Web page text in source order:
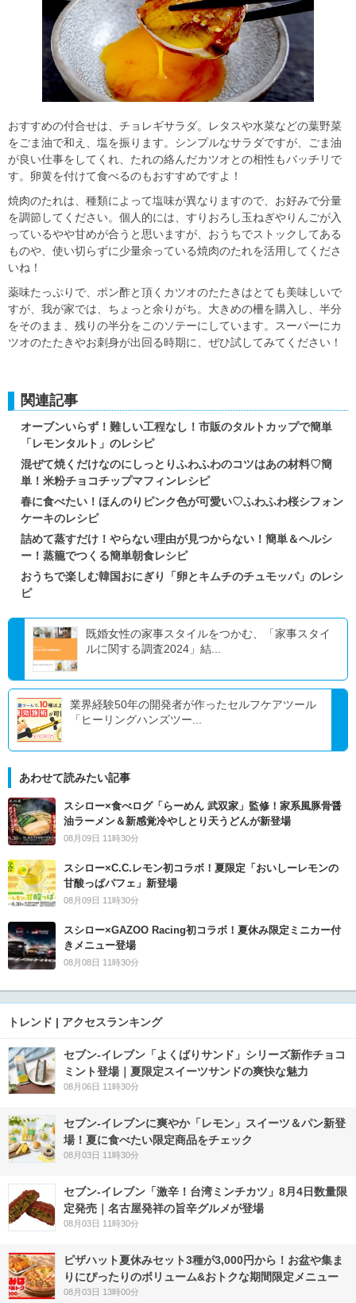
おすすめの付合せは、チョレギサラダ。レタスや水菜などの葉野菜
をごま油で和え、塩を振ります。シンプルなサラダですが、ごま油
が良い仕事をしてくれ、たれの絡んだカツオとの相性もバッチリで
す。卵黄を付けて食べるのもおすすめですよ！
焼肉のたれは、種類によって塩味が異なりますので、お好みで分量
を調節してください。個人的には、すりおろし玉ねぎやりんごが入
っているやや甘めが合うと思いますが、おうちでストックしてある
ものや、使い切らずに少量余っている焼肉のたれを活用してくださ
いね！
薬味たっぷりで、ポン酢と頂くカツオのたたきはとても美味しいで
すが、我が家では、ちょっと余りがち。大きめの柵を購入し、半分
をそのまま、残りの半分をこのソテーにしています。スーパーにカ
ツオのたたきやお刺身が出回る時期に、ぜひ試してみてください！
関連記事
オーブンいらず！難しい工程なし！市販のタルトカップで簡単
「レモンタルト」のレシピ
混ぜて焼くだけなのにしっとりふわふわのコツはあの材料♡簡
単！米粉チョコチップマフィンレシピ
春に食べたい！ほんのりピンク色が可愛い♡ふわふわ桜シフォン
ケーキのレシピ
詰めて蒸すだけ！やらない理由が見つからない！簡単＆ヘルシ
ー！蒸籠でつくる簡単朝食レシピ
おうちで楽しむ韓国おにぎり「卵とキムチのチュモッパ」のレシ
ピ
既婚女性の家事スタイルをつかむ、「家事スタイ
ルに関する調査2024」結...
業界経験50年の開発者が作ったセルフケアツール
「ヒーリングハンズツー...
あわせて読みたい記事
スシロー×食べログ「らーめん 武双家」監修！家系風豚骨醤
油ラーメン＆新感覚冷やしとり天うどんが新登場
08月09日 11時30分
スシロー×C.C.レモン初コラボ！夏限定「おいしーレモンの
甘酸っぱパフェ」新登場
08月09日 11時30分
スシロー×GAZOO Racing初コラボ！夏休み限定ミニカー付
きメニュー登場
08月08日 11時30分
トレンド | アクセスランキング
セブン‐イレブン「よくばりサンド」シリーズ新作チョコ
ミント登場｜夏限定スイーツサンドの爽快な魅力
08月06日 11時30分
セブン‐イレブンに爽やか「レモン」スイーツ＆パン新登
場！夏に食べたい限定商品をチェック
08月03日 11時30分
セブン-イレブン「激辛！台湾ミンチカツ」8月4日数量限
定発売｜名古屋発祥の旨辛グルメが登場
08月03日 11時30分
ピザハット夏休みセット3種が3,000円から！お盆や集ま
りにぴったりのボリューム&おトクな期間限定メニュー
08月03日 13時00分